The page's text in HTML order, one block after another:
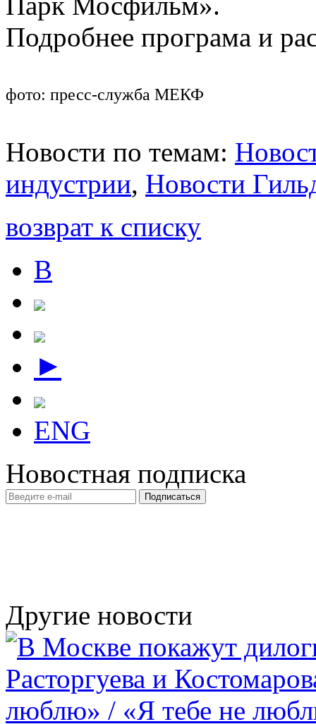
Подробнее програма и
фото: пресс-служба МЕКФ
Новости по темам:
индустрии, Новости
возврат к списку
В
►
ENG
Новостная подписка
Другие новости